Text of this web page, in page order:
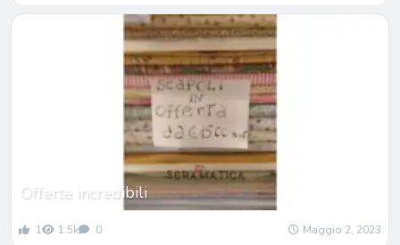
Offerte incredibili
1 1.5k 0 Maggio 2, 2023